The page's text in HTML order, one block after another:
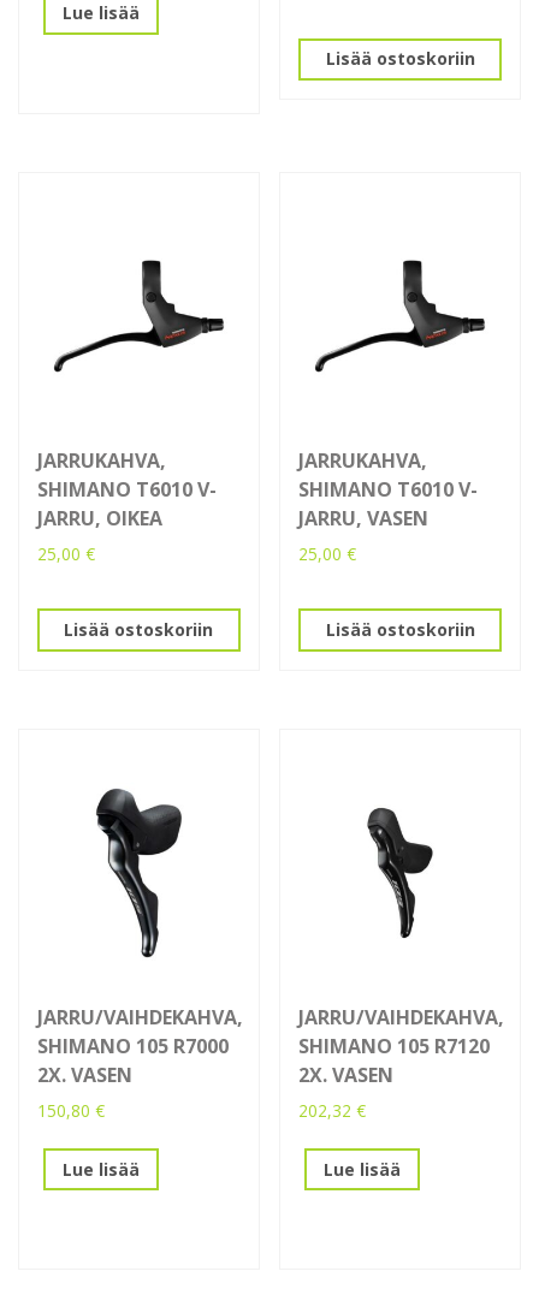
Lue lisää
Lisää ostoskoriin
JARRUKAHVA,
SHIMANO T6010 V-
JARRU, OIKEA
25,00 €
Lisää ostoskoriin
JARRUKAHVA,
SHIMANO T6010 V-
JARRU, VASEN
25,00€
Lisää ostoskoriin
JARRU/VAIHDEKAHVA,
SHIMANO 105 R7000
2X. VASEN
150,80 €
Lue lisää
JARRU/VAIHDEKAHVA,
SHIMANO 105 R7120
2X. VASEN
202,32€
Lue lisää